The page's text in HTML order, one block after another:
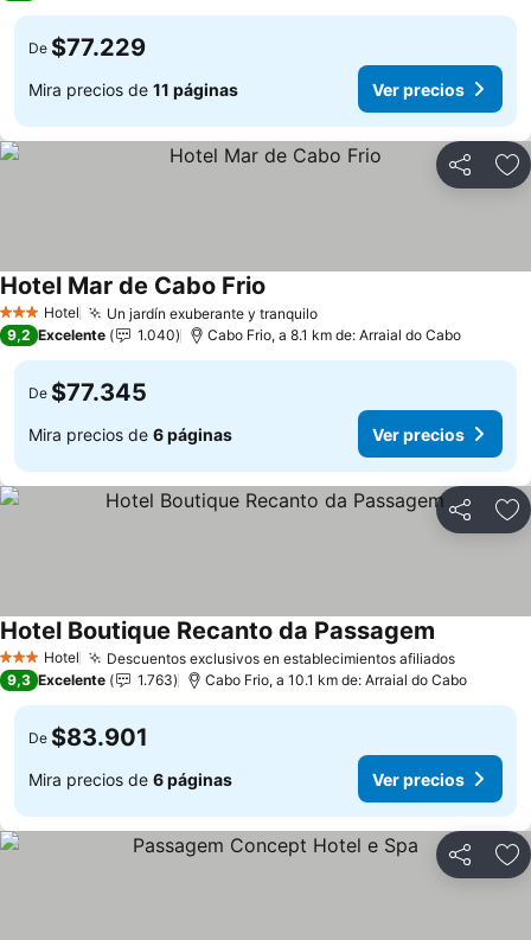
De $77.229
Mira precios de 11 páginas Ver precios
Compartir
3 Estrellas
Hotel Un jardín exuberante y tranquiloVer precios
Hotel Mar de Cabo Frio
9,2 Excelente 1.040 Cabo Frio, a 8.1 km de: Arraial do Cabo
De $77.345
Mira precios de 6 páginas Ver precios
Compartir
3 Estrellas
Hotel Descuentos exclusivos en establecimientos afiliadosVer
Hotel Boutique Recanto da Passagem
9,3 Excelente 1.763 Cabo Frio, a 10.1 km de: Arraial do Cabo
De $83.901
Mira precios de 6 páginas Ver precios
Compartir